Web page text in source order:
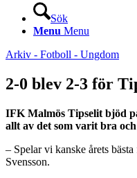
Sök
Menu Menu
Arkiv - Fotboll - Ungdom
2-0 blev 2-3 för
IFK Malmös Tipselit bjöd
allt av det som varit bra
– Spelar vi kanske årets
Svensson.